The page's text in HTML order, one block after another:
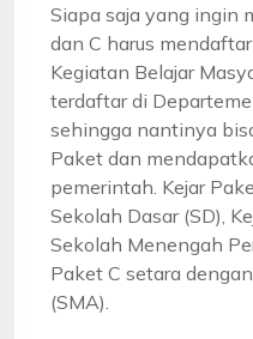
Siapa saja yang ingin
dan C harus
Kegiatan Belajar
terdaftar di
sehingga nantinya
Paket dan
pemerintah. Kejar
Sekolah Dasar (SD),
Sekolah Menengah
Paket C setara
(SMA).